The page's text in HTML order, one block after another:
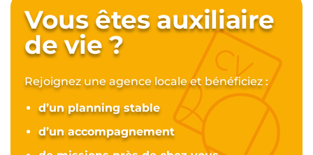
Vous êtes auxiliaire
de vie ?
Rejoignez une agence locale et bénéficiez :
d’un planning stable
d’un accompagnement